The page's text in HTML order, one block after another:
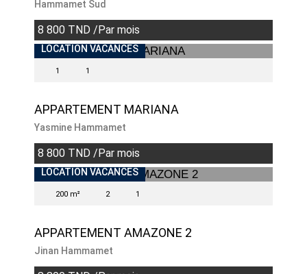
Hammamet Sud
8 800 TND /Par mois
LOCATION VACANCES
1 1
APPARTEMENT MARIANA
Yasmine Hammamet
8 800 TND /Par mois
LOCATION VACANCES
200 m² 2 1
APPARTEMENT AMAZONE 2
Jinan Hammamet